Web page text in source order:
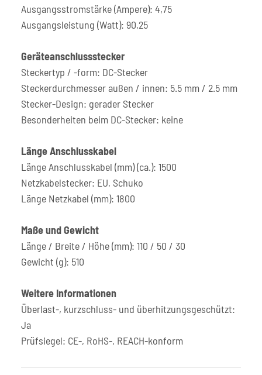
Ausgangsstromstärke (Ampere): 4,75
Ausgangsleistung (Watt): 90,25
Geräteanschlussstecker
Steckertyp / -form: DC-Stecker
Steckerdurchmesser außen / innen: 5.5 mm / 2.5 mm
Stecker-Design: gerader Stecker
Besonderheiten beim DC-Stecker: keine
Länge Anschlusskabel
Länge Anschlusskabel (mm) (ca.): 1500
Netzkabelstecker: EU, Schuko
Länge Netzkabel (mm): 1800
Maße und Gewicht
Länge / Breite / Höhe (mm): 110 / 50 / 30
Gewicht (g): 510
Weitere Informationen
Überlast-, kurzschluss- und überhitzungsgeschützt:
Ja
Prüfsiegel: CE-, RoHS-, REACH-konform